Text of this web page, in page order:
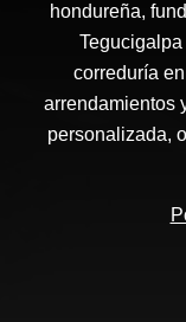
hondureña,
correduría
arrendamientos
personalizada,